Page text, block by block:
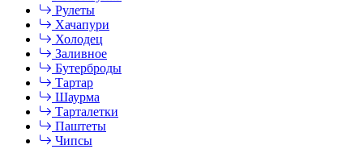
Рулеты
Хачапури
Холодец
Заливное
Бутерброды
Тартар
Шаурма
Тарталетки
Паштеты
Чипсы